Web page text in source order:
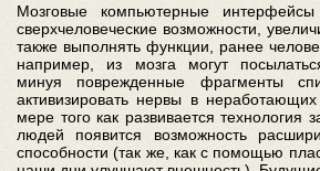
Мозговые компьютерные интерфейсы
сверхчеловеческие возможности,
также выполнять функции, ранее
например, из мозга могут
минуя поврежденные фрагменты
активизировать нервы в
мере того как развивается технология
людей появится возможность
способности (так же, как с помощью